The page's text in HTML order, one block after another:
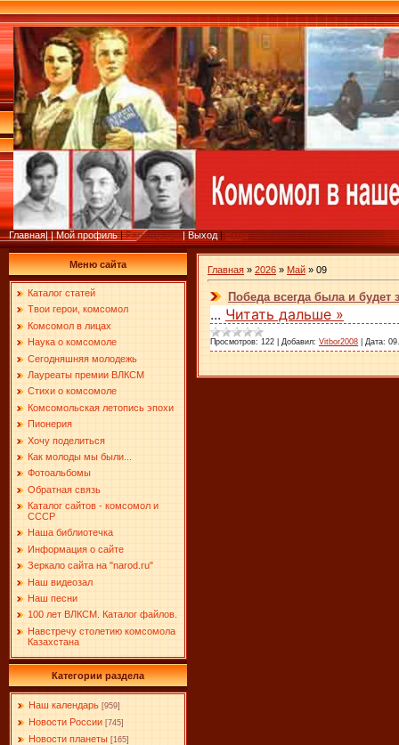
Главная||Мой профиль|Регистрация|Выход|Вход
Меню сайта
Каталог статей
Твои герои, комсомол
Комсомол в лицах
Наука о комсомоле
Сегодняшняя молодежь
Лауреаты премии ВЛКСМ
Стихи о комсомоле
Комсомольская летопись эпохи
Пионерия
Хочу поделиться
Как молоды мы были...
Фотоальбомы
Обратная связь
Каталог сайтов - комсомол и
СССР
Наша библиотечка
Информация о сайте
Зеркало сайта на "narоd.ru"
Наш видеозал
Наш песни
100 лет ВЛКСМ. Каталог файлов.
Навстречу столетию комсомола
Казахстана
Категории раздела
Наш календарь [959]
Новости России [745]
Новости планеты [165]
Главная » 2026 » Май » 09
Победа всегда была и будет
... Читать дальше »
Просмотров: 122 Добавил: Vitbor2008 Дата: